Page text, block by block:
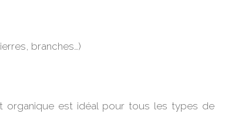
branches…)
organique est idéal pour tous les types de